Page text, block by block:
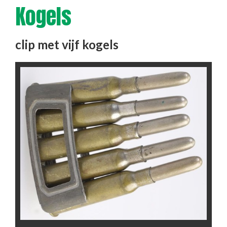
Kogels
clip met vijf kogels